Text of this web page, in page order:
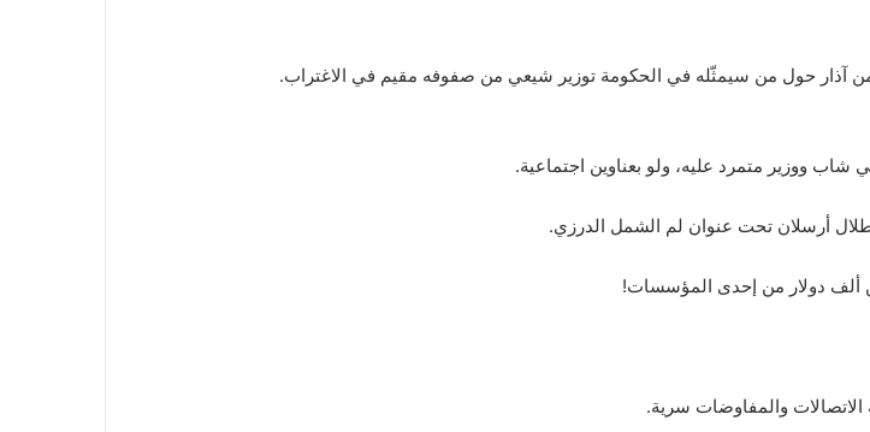
من آذار حول من سيمثّله في الحكومة توزير شيعي من صفوفه مقيم في الاغتراب.
ووزير متمرد عليه، ولو بعناوين اجتماعية.
ألف دولار من إحدى المؤسسات!
والمفاوضات سرية.